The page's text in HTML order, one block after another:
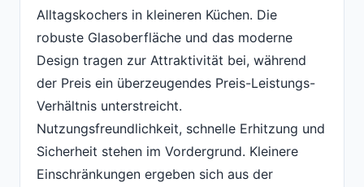
Alltagskochers in kleineren Küchen. Die
robuste Glasoberfläche und das moderne
Design tragen zur Attraktivität bei, während
der Preis ein überzeugendes Preis-Leistungs-
Verhältnis unterstreicht.
Nutzungsfreundlichkeit, schnelle Erhitzung und
Sicherheit stehen im Vordergrund. Kleinere
Einschränkungen ergeben sich aus der